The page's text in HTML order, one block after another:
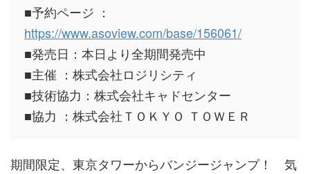
■予約ページ ：
https://www.asoview.com/base/156061/
■発売日：本日より全期間発売中
■主催 ：株式会社ロジリシティ
■技術協力：株式会社キャドセンター
■協力 ：株式会社ＴＯＫＹＯ ＴＯＷＥＲ
期間限定、東京タワーからバンジージャンプ！ 気